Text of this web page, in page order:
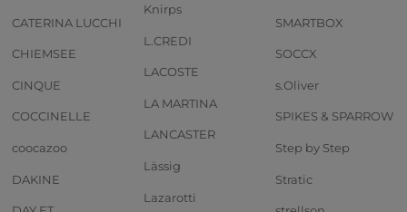
CATERINA LUCCHI
CHIEMSEE
CINQUE
COCCINELLE
coocazoo
DAKINE
Knirps
L.CREDI
LACOSTE
LA MARTINA
LANCASTER
Lässig
Lazarotti
SMARTBOX
SOCCX
s.Oliver
SPIKES & SPARROW
Step by Step
Stratic